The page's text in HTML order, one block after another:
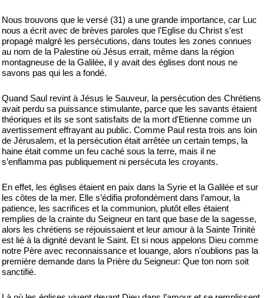
Nous trouvons que le versé (31) a une grande importance, car Luc
nous a écrit avec de brèves paroles que l'Eglise du Christ s'est
propagé malgré les persécutions, dans toutes les zones connues
au nom de la Palestine où Jésus errait, même dans la région
montagneuse de la Galilée, il y avait des églises dont nous ne
savons pas qui les a fondé.
Quand Saul revint à Jésus le Sauveur, la persécution des Chrétiens
avait perdu sa puissance stimulante, parce que les savants étaient
théoriques et ils se sont satisfaits de la mort d'Etienne comme un
avertissement effrayant au public. Comme Paul resta trois ans loin
de Jérusalem, et la persécution était arrêtée un certain temps, la
haine était comme un feu caché sous la terre, mais il ne
s’enflamma pas publiquement ni persécuta les croyants.
En effet, les églises étaient en paix dans la Syrie et la Galilée et sur
les côtes de la mer. Elle s’édifia profondément dans l’amour, la
patience, les sacrifices et la communion, plutôt elles étaient
remplies de la crainte du Seigneur en tant que base de la sagesse,
alors les chrétiens se réjouissaient et leur amour à la Sainte Trinité
est lié à la dignité devant le Saint. Et si nous appelons Dieu comme
notre Père avec reconnaissance et louange, alors n'oublions pas la
première demande dans la Prière du Seigneur: Que ton nom soit
sanctifié.